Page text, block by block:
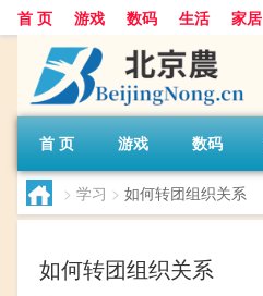
首 页 游戏 数码 生活 家居
首 页 游戏 数码
> 学习 > 如何转团组织关系
如何转团组织关系